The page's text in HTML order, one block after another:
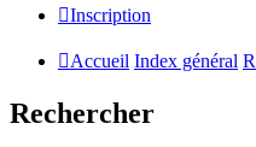
Inscription
Accueil Index général
Rechercher